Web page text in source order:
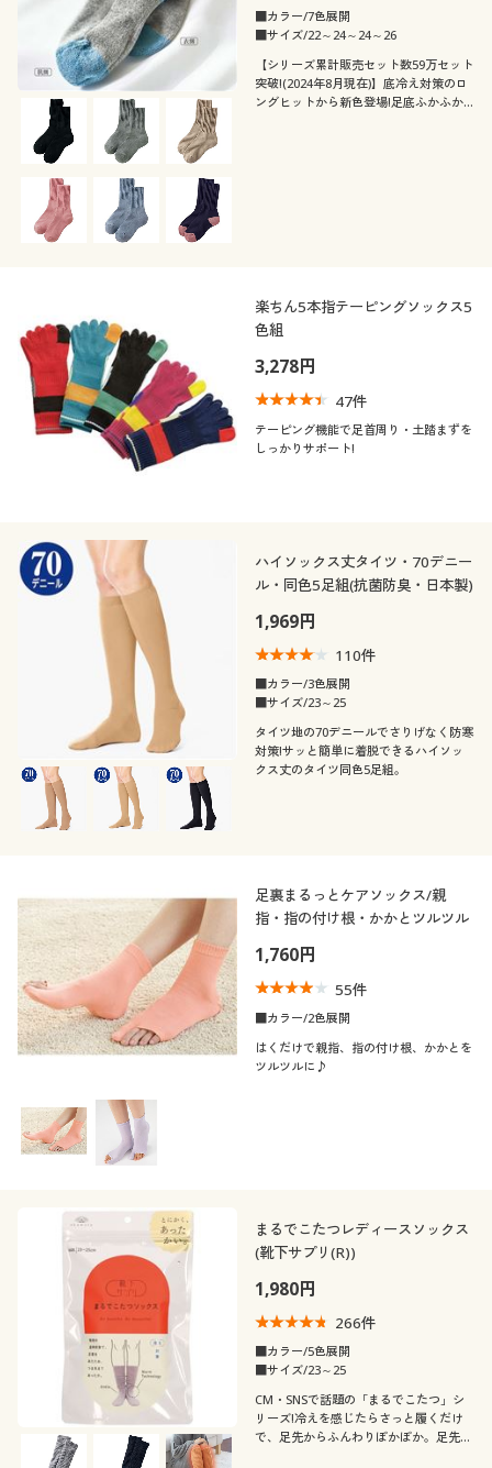
■カラー/7色展開
■サイズ/22～24～24～26
【シリーズ累計販売セット数59万セット
突破!(2024年8月現在)】底冷え対策のロ
ングヒットから新色登場!足底ふかふか
楽ちん5本指テーピングソックス5
色組
3,278円
47件
テーピング機能で足首周り・土踏まずを
しっかりサポート!
ハイソックス丈タイツ・70デニー
ル・同色5足組(抗菌防臭・日本製)
1,969円
110件
■カラー/3色展開
■サイズ/23～25
タイツ地の70デニールでさりげなく防寒
対策!サッと簡単に着脱できるハイソッ
クス丈のタイツ同色5足組。
足裏まるっとケアソックス/親
指・指の付け根・かかとツルツル
1,760円
55件
■カラー/2色展開
はくだけで親指、指の付け根、かかとを
ツルツルに♪
まるでこたつレディースソックス
(靴下サプリ(R))
1,980円
266件
■カラー/5色展開
■サイズ/23～25
CM・SNSで話題の「まるでこたつ」シ
リーズ!冷えを感じたらさっと履くだけ
で、足先からふんわりぽかぽか。足先の